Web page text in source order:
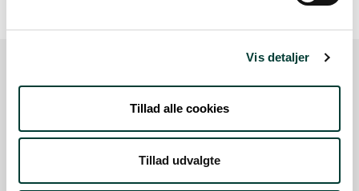
Vis detaljer
Tillad alle cookies
Tillad udvalgte
Sådan kommer du dertil